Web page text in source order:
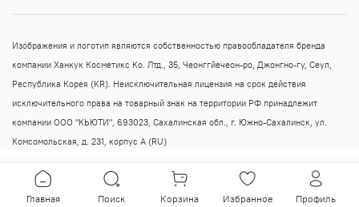
Изображения и логотип являются собственностью правообладателя бренда
компании Ханкук Косметикс Ко. Лтд., 35, Чеонггйечеон-ро, Джонгно-гу, Сеул,
Республика Корея (KR). Неисключительная лицензия на срок действия
исключительного права на товарный знак на территории РФ принадлежит
компании ООО "КЬЮТИ", 693023, Сахалинская обл., г. Южно-Сахалинск, ул.
Комсомольская, д. 231, корпус А (RU)
Главная Поиск Корзина Избранное Профиль